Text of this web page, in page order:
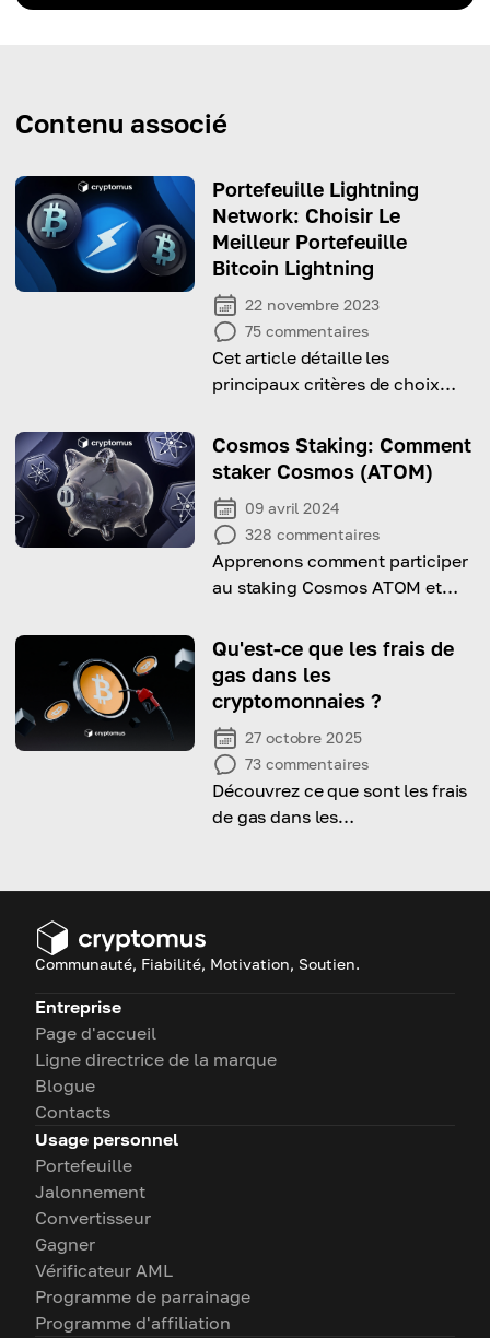
Contenu associé
Portefeuille Lightning
Network: Choisir Le
Meilleur Portefeuille
Bitcoin Lightning
22 novembre 2023
75 commentaires
Cet article détaille les
principaux critères de choix
Lightning
Cosmos Staking: Comment
staker Cosmos (ATOM)
09 avril 2024
328 commentaires
Apprenons comment participer
au staking Cosmos ATOM et
à lui !
Qu'est-ce que les frais de
gas dans les
cryptomonnaies ?
27 octobre 2025
73 commentaires
Découvrez ce que sont les frais
de gas dans les
Communauté, Fiabilité, Motivation, Soutien.
Entreprise
Page d'accueil
Ligne directrice de la marque
Blogue
Contacts
Usage personnel
Portefeuille
Jalonnement
Convertisseur
Gagner
Vérificateur AML
Programme de parrainage
Programme d'affiliation